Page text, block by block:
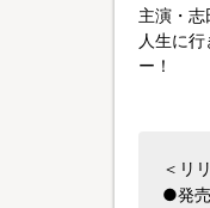
主演・志
人生に
ー！
＜リ
●発